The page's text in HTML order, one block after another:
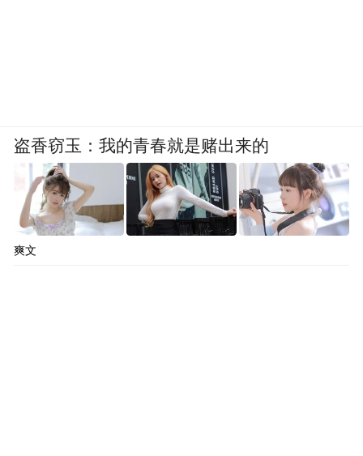
盗香窃玉：我的青春就是赌出来的
爽文